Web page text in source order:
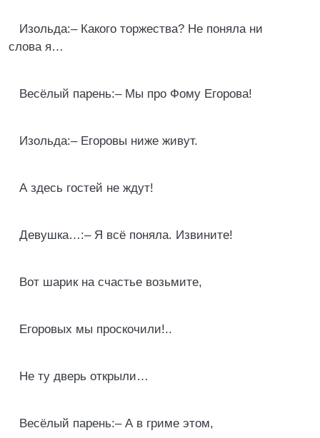
Изольда:– Какого торжества? Не поняла ни
слова я…
Весёлый парень:– Мы про Фому Егорова!
Изольда:– Егоровы ниже живут.
А здесь гостей не ждут!
Девушка…:– Я всё поняла. Извините!
Вот шарик на счастье возьмите,
Егоровых мы проскочили!..
Не ту дверь открыли…
Весёлый парень:– А в гриме этом,